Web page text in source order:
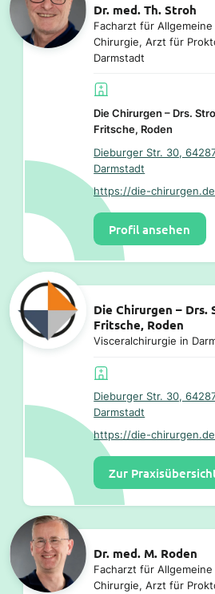
Dr. med. Th. Stroh
Facharzt für Allgemeine
Chirurgie, Arzt für
Darmstadt
Die Chirurgen – Drs.
Fritsche, Roden
Dieburger Str. 30,
Darmstadt
https://die-
Profil ansehen
Die Chirurgen – Drs.
Fritsche, Roden
Visceralchirurgie in
Dieburger Str. 30,
Darmstadt
https://die-
Zur
Dr. med. M. Roden
Facharzt für Allgemeine
Chirurgie, Arzt für